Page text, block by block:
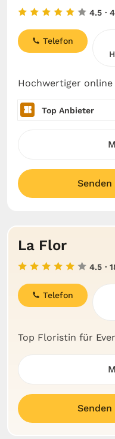
4.5 ·
Hochwertiger
Telefon
Top Anbieter
Senden
La Flor
4.5 ·
Top Floristin für
Telefon
Senden